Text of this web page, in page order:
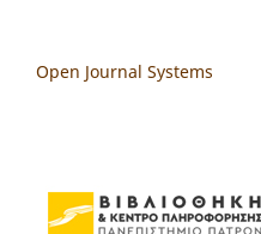
Open Journal Systems